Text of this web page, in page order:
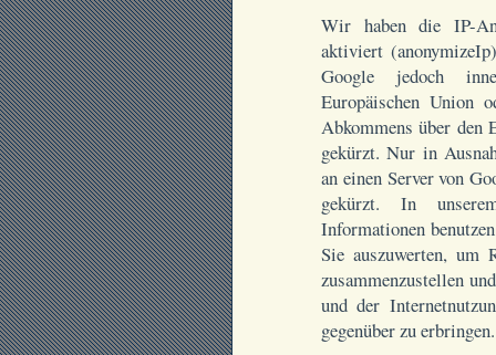
Wir haben die IP-
aktiviert
Google jedoch
Europäischen Union
Abkommens über den
gekürzt. Nur in
an einen Server von
gekürzt. In
Informationen
Sie auszuwerten, um
zusammenzustellen
und der
gegenüber zu erbringen.